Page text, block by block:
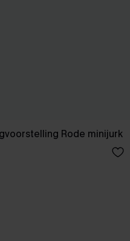
Rode minijurk